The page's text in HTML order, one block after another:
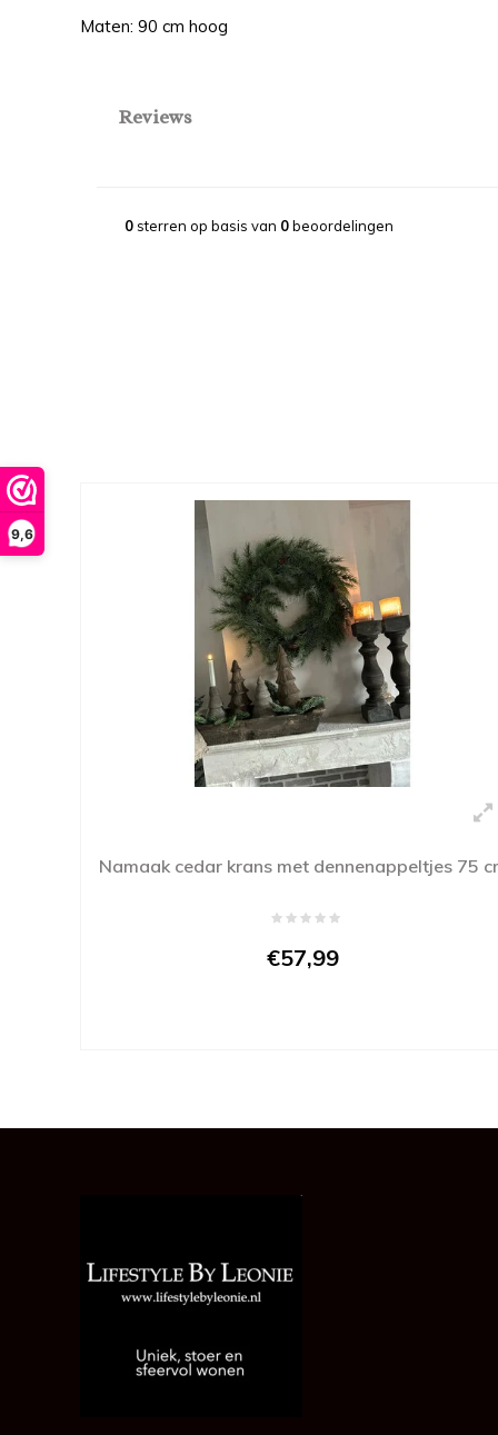
9,6
Maten: 90 cm hoog
Reviews
0sterren op basis van 0beoordelingen
Namaak cedar krans met dennenappeltjes 75
€57,99